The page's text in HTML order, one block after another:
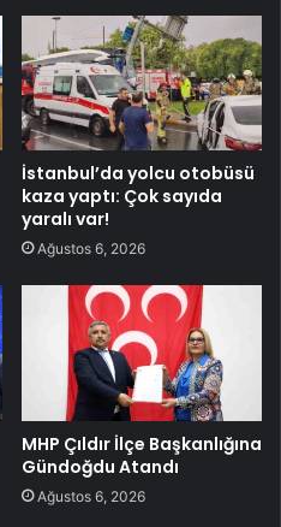
İstanbul’da yolcu otobüsü
kaza yaptı: Çok sayıda
yaralı var!
Ağustos 6, 2026
MHP Çıldır İlçe Başkanlığına
Gündoğdu Atandı
Ağustos 6, 2026